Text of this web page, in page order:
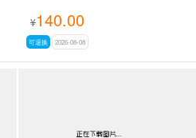
¥140.00
可退换 2026-08-08